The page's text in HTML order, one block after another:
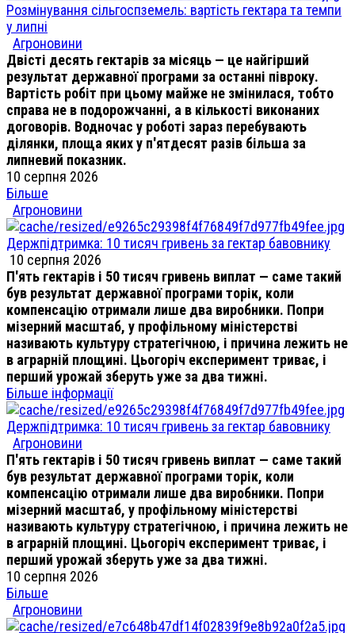
Розмінування сільгоспземель: вартість гектара та темпи
у липні
Агроновини
Двісті десять гектарів за місяць — це найгірший
результат державної програми за останні півроку.
Вартість робіт при цьому майже не змінилася, тобто
справа не в подорожчанні, а в кількості виконаних
договорів. Водночас у роботі зараз перебувають
ділянки, площа яких у п'ятдесят разів більша за
липневий показник.
10 серпня 2026
Більше
Агроновини
Держпідтримка: 10 тисяч гривень за гектар бавовнику
10 серпня 2026
П'ять гектарів і 50 тисяч гривень виплат — саме такий
був результат державної програми торік, коли
компенсацію отримали лише два виробники. Попри
мізерний масштаб, у профільному міністерстві
називають культуру стратегічною, і причина лежить не
в аграрній площині. Цьогоріч експеримент триває, і
перший урожай зберуть уже за два тижні.
Більше інформації
Держпідтримка: 10 тисяч гривень за гектар бавовнику
Агроновини
П'ять гектарів і 50 тисяч гривень виплат — саме такий
був результат державної програми торік, коли
компенсацію отримали лише два виробники. Попри
мізерний масштаб, у профільному міністерстві
називають культуру стратегічною, і причина лежить не
в аграрній площині. Цьогоріч експеримент триває, і
перший урожай зберуть уже за два тижні.
10 серпня 2026
Більше
Агроновини